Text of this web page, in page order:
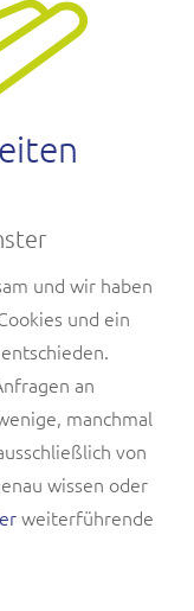
und wir haben
und ein
an
manchmal
von
wissen oder
weiterführende